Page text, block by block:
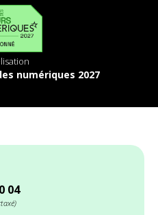
numériques 2027
04